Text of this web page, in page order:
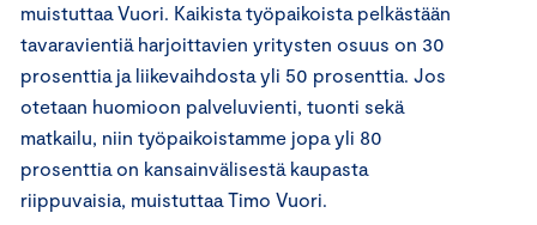
muistuttaa Vuori. Kaikista työpaikoista pelkästään
tavaravientiä harjoittavien yritysten osuus on 30
prosenttia ja liikevaihdosta yli 50 prosenttia. Jos
otetaan huomioon palveluvienti, tuonti sekä
matkailu, niin työpaikoistamme jopa yli 80
prosenttia on kansainvälisestä kaupasta
riippuvaisia, muistuttaa Timo Vuori.